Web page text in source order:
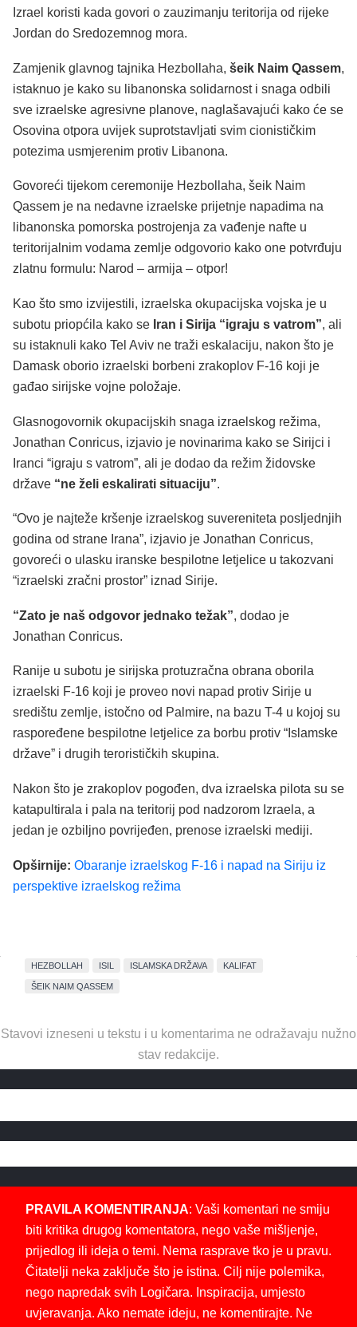
Izrael koristi kada govori o zauzimanju teritorija od rijeke
Jordan do Sredozemnog mora.
Zamjenik glavnog tajnika Hezbollaha, šeik Naim Qassem,
istaknuo je kako su libanonska solidarnost i snaga odbili
sve izraelske agresivne planove, naglašavajući kako će se
Osovina otpora uvijek suprotstavljati svim cionističkim
potezima usmjerenim protiv Libanona.
Govoreći tijekom ceremonije Hezbollaha, šeik Naim
Qassem je na nedavne izraelske prijetnje napadima na
libanonska pomorska postrojenja za vađenje nafte u
teritorijalnim vodama zemlje odgovorio kako one potvrđuju
zlatnu formulu: Narod – armija – otpor!
Kao što smo izvijestili, izraelska okupacijska vojska je u
subotu priopćila kako se Iran i Sirija “igraju s vatrom”, ali
su istaknuli kako Tel Aviv ne traži eskalaciju, nakon što je
Damask oborio izraelski borbeni zrakoplov F-16 koji je
gađao sirijske vojne položaje.
Glasnogovornik okupacijskih snaga izraelskog režima,
Jonathan Conricus, izjavio je novinarima kako se Sirijci i
Iranci “igraju s vatrom”, ali je dodao da režim židovske
države “ne želi eskalirati situaciju”.
“Ovo je najteže kršenje izraelskog suvereniteta posljednjih
godina od strane Irana”, izjavio je Jonathan Conricus,
govoreći o ulasku iranske bespilotne letjelice u takozvani
“izraelski zračni prostor” iznad Sirije.
“Zato je naš odgovor jednako težak”, dodao je
Jonathan Conricus.
Ranije u subotu je sirijska protuzračna obrana oborila
izraelski F-16 koji je proveo novi napad protiv Sirije ​​u
središtu zemlje, istočno od Palmire, na bazu T-4 u kojoj su
raspoređene bespilotne letjelice za borbu protiv “Islamske
države” i drugih terorističkih skupina.
Nakon što je zrakoplov pogođen, dva izraelska pilota su se
katapultirala i pala na teritorij pod nadzorom Izraela, a
jedan je ozbiljno povrijeđen, prenose izraelski mediji.
Opširnije: Obaranje izraelskog F-16 i napad na Siriju iz
perspektive izraelskog režima
HEZBOLLAH ISIL ISLAMSKA DRŽAVA KALIFAT
ŠEIK NAIM QASSEM
Stavovi izneseni u tekstu i u komentarima ne odražavaju nužno
stav redakcije.
PRAVILA KOMENTIRANJA: Vaši komentari ne smiju
biti kritika drugog komentatora, nego vaše mišljenje,
prijedlog ili ideja o temi. Nema rasprave tko je u pravu.
Čitatelji neka zaključe što je istina. Cilj nije polemika,
nego napredak svih Logičara. Inspiracija, umjesto
uvjeravanja. Ako nemate ideju, ne komentirajte. Ne